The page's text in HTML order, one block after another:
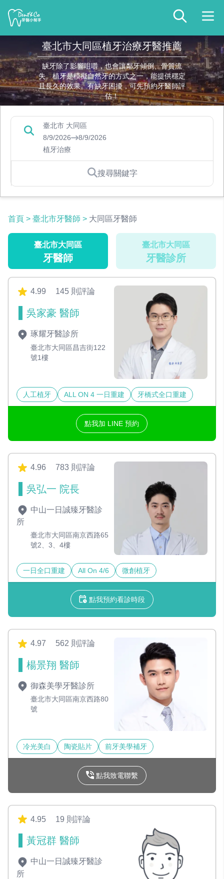
臺北市大同區植牙治療牙醫推薦
缺牙除了影響咀嚼，也會讓鄰牙傾倒、骨質流
失。植牙是模擬自然牙的方式之一，能提供穩定
且長久的效果。有缺牙困擾，可先預約牙醫師評
估！
臺北市 大同區
8/9/2026
8/9/2026
植牙治療
搜尋關鍵字
首頁 > 臺北市牙醫師 > 大同區牙醫師
臺北市大同區
牙醫師
臺北市大同區
牙醫診所
4.99 145 則評論
吳家豪 醫師
琢耀牙醫診所
臺北市大同區昌吉街122
號1樓
人工植牙 ALL ON 4 一日重建 牙橋式全口重建
點我加 LINE 預約
4.96 783 則評論
吳弘一 院長
中山一日誠臻牙醫診
所
臺北市大同區南京西路65
號2、3、4樓
一日全口重建 All On 4/6 微創植牙
點我預約看診時段
4.97 562 則評論
楊景翔 醫師
御森美學牙醫診所
臺北市大同區南京西路80
號
冷光美白 陶瓷貼片 前牙美學補牙
點我致電聯繫
4.95 19 則評論
黃冠群 醫師
中山一日誠臻牙醫診
所